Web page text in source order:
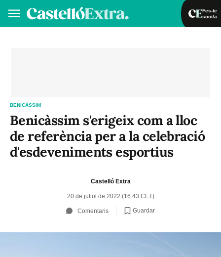
Fes-te
soci/a
BENICÀSSIM
Benicàssim s'erigeix com a lloc
de referència per a la celebració
d'esdeveniments esportius
Castelló Extra
20 de juliol de 2022 (16:43 CET)
Comentaris Guardar